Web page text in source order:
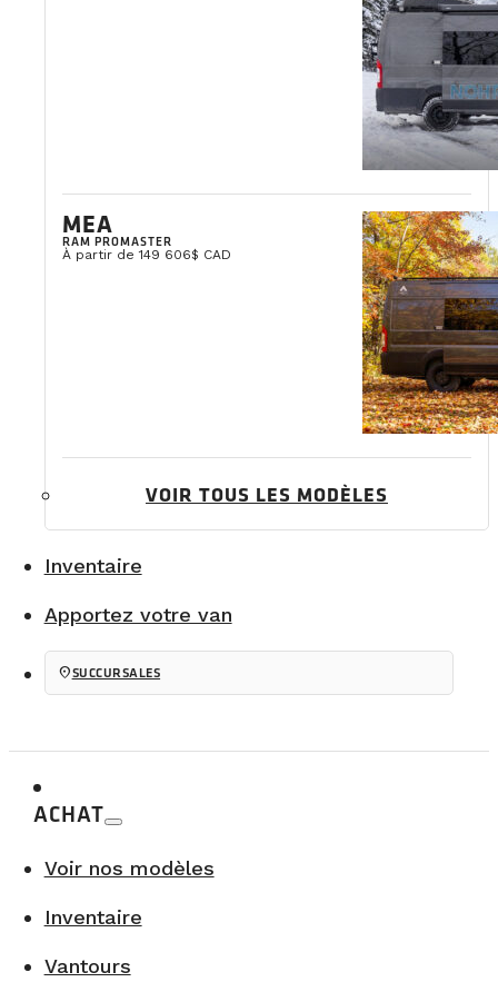
MEA
RAM PROMASTER
À partir de 149 606$ CAD
VOIR TOUS LES MODÈLES
Inventaire
Apportez votre van
location_onSUCCURSALES
ACHAT
Voir nos modèles
Inventaire
Vantours